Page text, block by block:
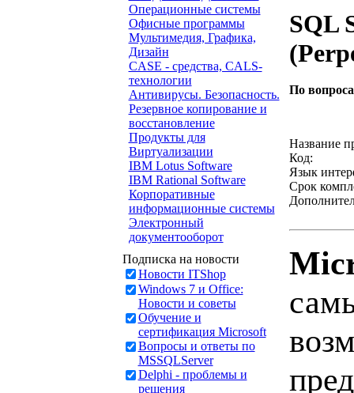
Операционные системы
Офисные программы
Мультимедия, Графика,
Дизайн
CASE - средства, CALS-
технологии
Антивирусы. Безопасность.
Резервное копирование и
восстановление
Продукты для
Виртуализации
IBM Lotus Software
IBM Rational Software
Корпоративные
информационные системы
Электронный
документооборот
Подписка на новости
Новости ITShop
Windows 7 и Office:
Новости и советы
Обучение и
сертификация Microsoft
Вопросы и ответы по
MSSQLServer
Delphi - проблемы и
решения
SQL
По
Название
Код:
Язык
Срок